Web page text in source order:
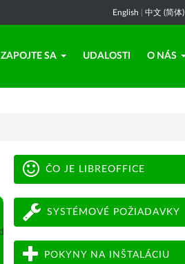
English 中文 (简体)
ZAPOJTE SA UDALOSTI O NÁS
ČO JE LIBREOFFICE
SYSTÉMOVÉ POŽIADAVKY
POKYNY NA INŠTALÁCIU